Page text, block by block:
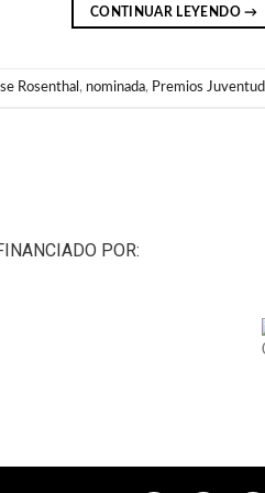
CONTINUAR LEYENDO→
Rosenthal , nominada, Premios Juventud
POR: